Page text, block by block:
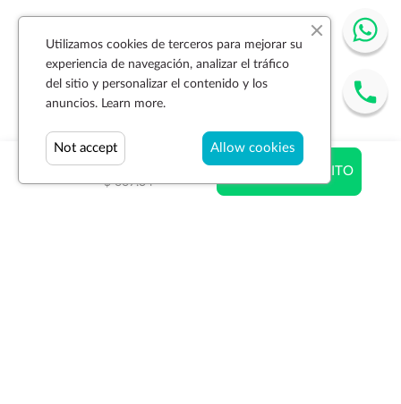
$ 397.73
$ 667.34
AÑADIR AL CARRITO
Utilizamos cookies de terceros para mejorar su
experiencia de navegación, analizar el tráfico
del sitio y personalizar el contenido y los
anuncios. Learn more.
Allow cookies
Not accept